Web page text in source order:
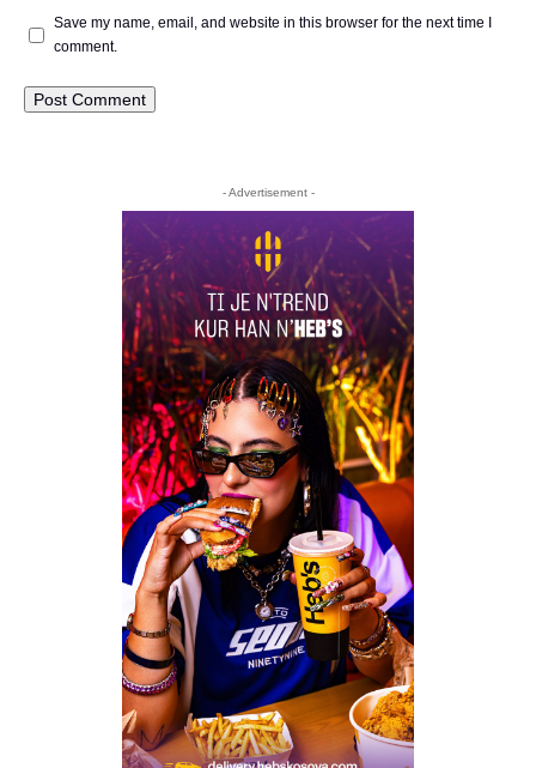
Save my name, email, and website in this browser for the next time I
comment.
- Advertisement -